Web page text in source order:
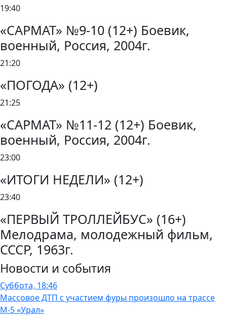
19:40
«САРМАТ» №9-10 (12+) Боевик,
военный, Россия, 2004г.
21:20
«ПОГОДА» (12+)
21:25
«САРМАТ» №11-12 (12+) Боевик,
военный, Россия, 2004г.
23:00
«ИТОГИ НЕДЕЛИ» (12+)
23:40
«ПЕРВЫЙ ТРОЛЛЕЙБУС» (16+)
Мелодрама, молодежный фильм,
СССР, 1963г.
Новости и события
Суббота, 18:46
Массовое ДТП с участием фуры произошло на трассе
М-5 «Урал»